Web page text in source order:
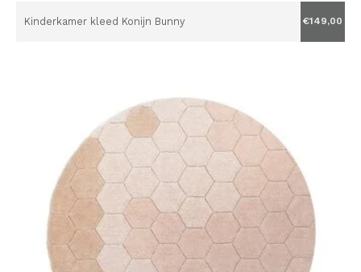
Kinderkamer kleed Konijn Bunny €149,00